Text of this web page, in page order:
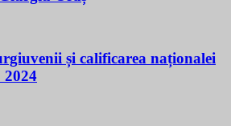
și calificarea naționalei